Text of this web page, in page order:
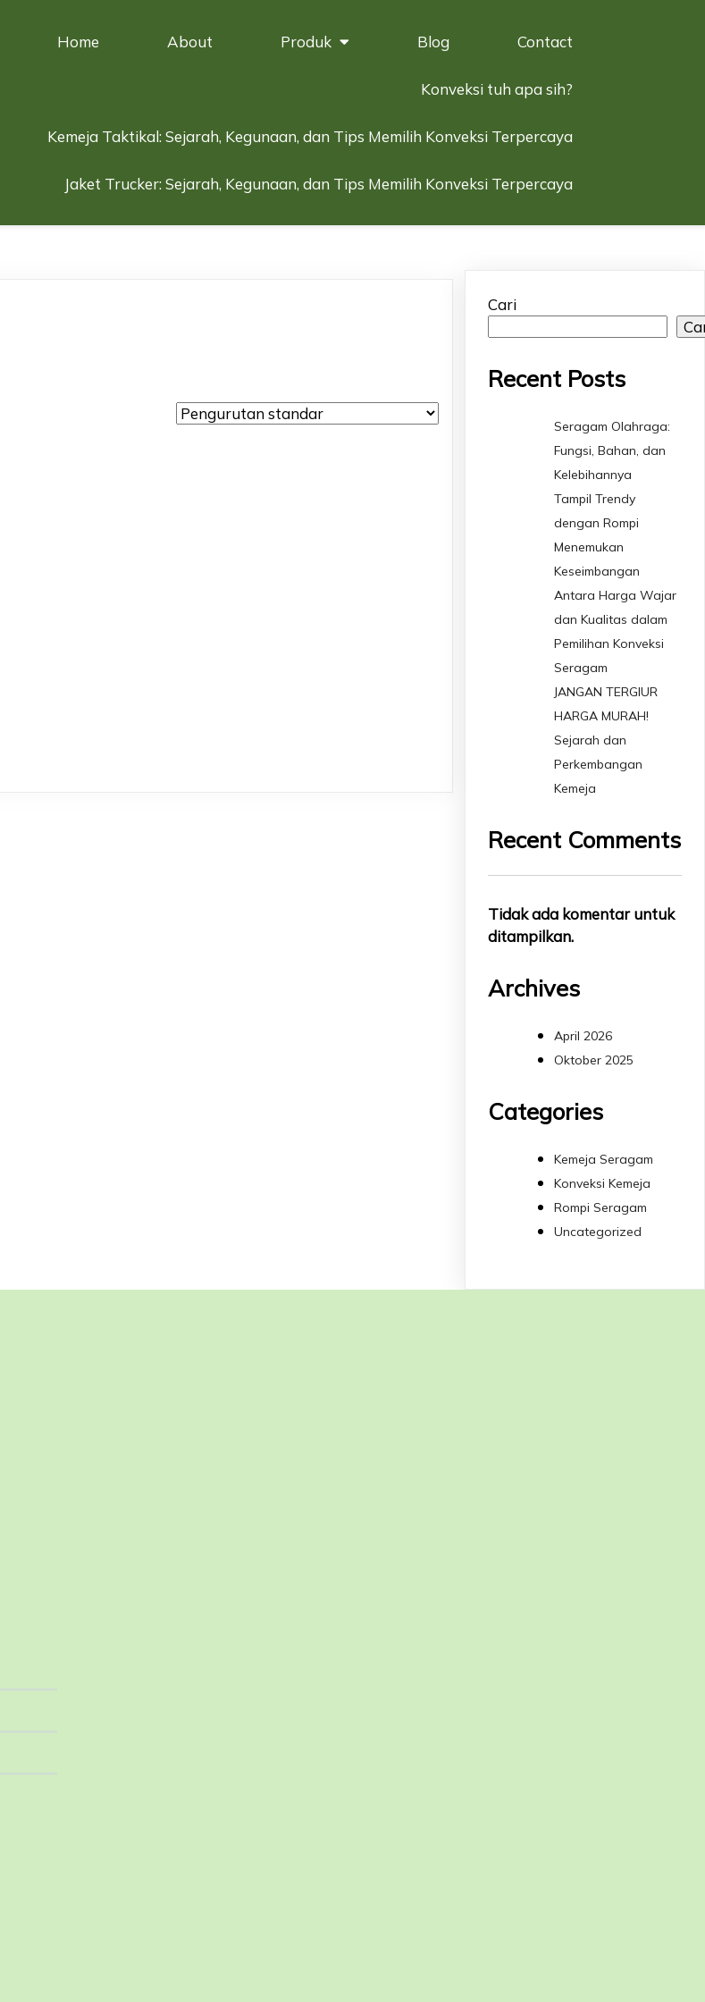
Home About Produk Blog Contact
Konveksi tuh apa sih?
Kemeja Taktikal: Sejarah, Kegunaan, dan Tips Memilih Konveksi Terpercaya
Jaket Trucker: Sejarah, Kegunaan, dan Tips Memilih Konveksi Terpercaya
Cari
Recent Posts
Seragam Olahraga:
Fungsi, Bahan, dan
Kelebihannya
Tampil Trendy
dengan Rompi
Menemukan
Keseimbangan
Antara Harga Wajar
dan Kualitas dalam
Pemilihan Konveksi
Seragam
JANGAN TERGIUR
HARGA MURAH!
Sejarah dan
Perkembangan
Kemeja
Recent Comments
Tidak ada komentar untuk
ditampilkan.
Archives
April 2026
Oktober 2025
Categories
Kemeja Seragam
Konveksi Kemeja
Rompi Seragam
Uncategorized